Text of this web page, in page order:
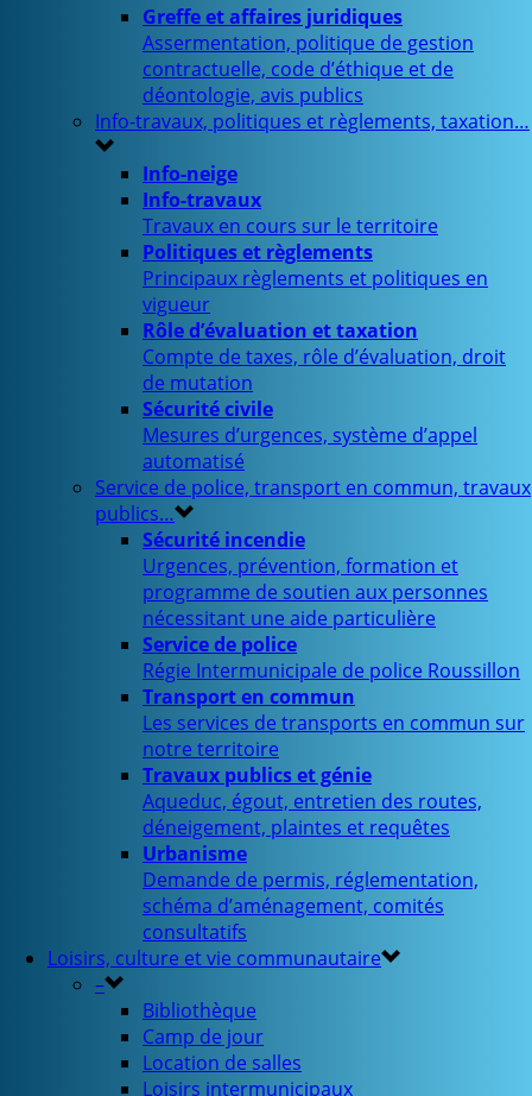
Greffe et affaires juridiques
Assermentation, politique de gestion
contractuelle, code d’éthique et de
déontologie, avis publics
Info-travaux, politiques et règlements, taxation…
Info-neige
Info-travaux
Travaux en cours sur le territoire
Politiques et règlements
Principaux règlements et politiques en
vigueur
Rôle d’évaluation et taxation
Compte de taxes, rôle d’évaluation, droit
de mutation
Sécurité civile
Mesures d’urgences, système d’appel
automatisé
Service de police, transport en commun, travaux
publics…
Sécurité incendie
Urgences, prévention, formation et
programme de soutien aux personnes
nécessitant une aide particulière
Service de police
Régie Intermunicipale de police Roussillon
Transport en commun
Les services de transports en commun sur
notre territoire
Travaux publics et génie
Aqueduc, égout, entretien des routes,
déneigement, plaintes et requêtes
Urbanisme
Demande de permis, réglementation,
schéma d’aménagement, comités
consultatifs
Loisirs, culture et vie communautaire
–
Bibliothèque
Camp de jour
Location de salles
Loisirs intermunicipaux